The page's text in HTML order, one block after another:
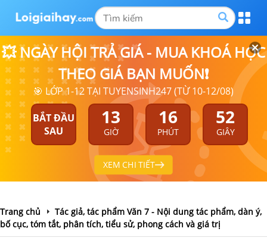
💥 NGÀY HỘI TRẢ GIÁ - MUA KHOÁ HỌC
THEO GIÁ BẠN MUỐN❗
🎯 LỚP 1-12 TẠI TUYENSINH247 (TỪ 10-12/08)
BẮT ĐẦU
SAU
13
GIỜ
16
PHÚT
52
GIÂY
XEM CHI TIẾT
Trang chủ
Tác giả, tác phẩm Văn 7 - Nội dung tác phẩm, dàn ý,
bố cục, tóm tắt, phân tích, tiểu sử, phong cách và giá trị